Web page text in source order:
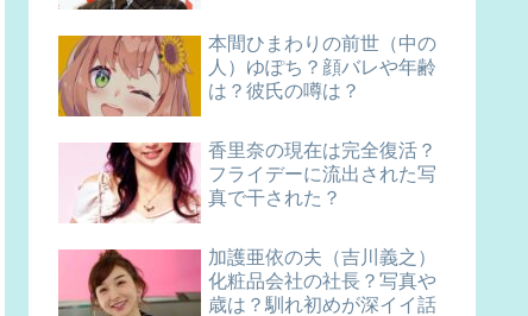
本間ひまわりの前世（中の
人）ゆぽち？顔バレや年齢
は？彼氏の噂は？
香里奈の現在は完全復活？
フライデーに流出された写
真で干された？
加護亜依の夫（吉川義之）
化粧品会社の社長？写真や
歳は？馴れ初めが深イイ話